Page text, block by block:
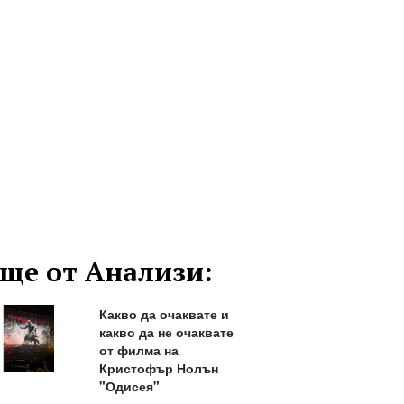
от Анализи:
Какво да очаквате и
какво да не очаквате
от филма на
Кристофър Нолън
"Одисея"